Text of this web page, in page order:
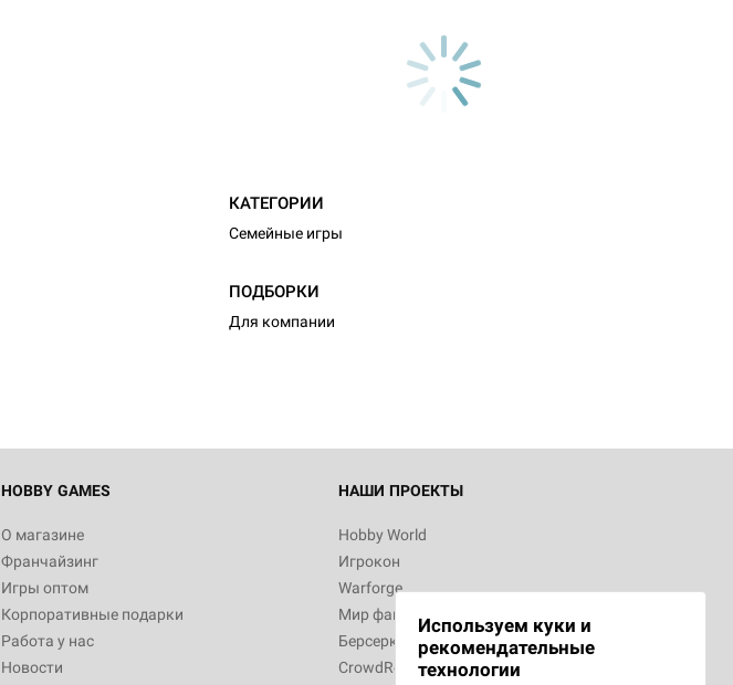
КАТЕГОРИИ
Семейные игры
ПОДБОРКИ
Для компании
HOBBY GAMES
О магазине
Франчайзинг
Игры оптом
Корпоративные подарки
Работа у нас
Новости
НАШИ ПРОЕКТЫ
Hobby World
Игрокон
Warforge
Мир фантастики
Берсерк
CrowdRepublic
Используем куки и
рекомендательные
технологии
Настольная игра Hobby World Монстры
Белая смерть
12 990
Настольная игра Hobby World Ужас
3 490